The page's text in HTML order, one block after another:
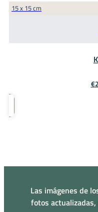
15 x 15 cm
€
Las imágenes de
fotos